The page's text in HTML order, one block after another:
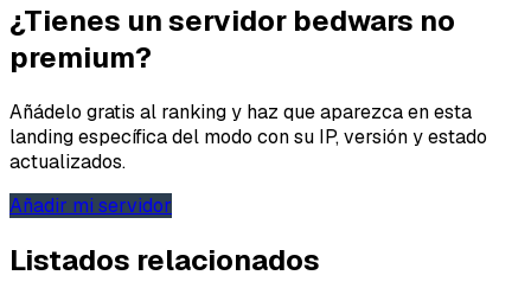
¿Tienes un servidor bedwars no
premium?
Añádelo gratis al ranking y haz que aparezca en esta
landing específica del modo con su IP, versión y estado
actualizados.
Añadir mi servidor
Listados relacionados